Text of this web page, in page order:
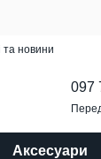
та новини
097
Аксесуари